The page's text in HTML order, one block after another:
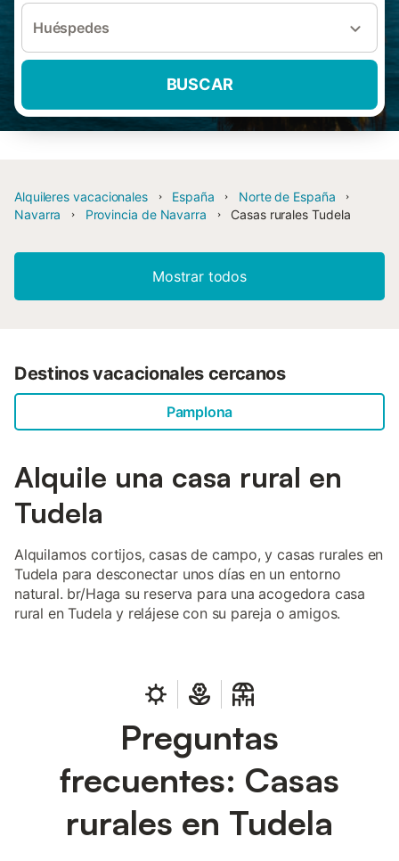
Huéspedes
BUSCAR
Alquileres vacacionales España
Norte de España
Navarra
Provincia de Navarra Casas rurales Tudela
Mostrar todos
Destinos vacacionales cercanos
Pamplona
Alquile una casa rural en
Tudela
Alquilamos cortijos, casas de campo, y casas rurales en
Tudela para desconectar unos días en un entorno
natural. br/Haga su reserva para una acogedora casa
rural en Tudela y relájese con su pareja o amigos.
Preguntas
frecuentes: Casas
rurales en Tudela